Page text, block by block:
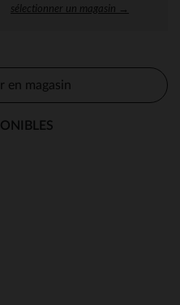
sélectionner un magasin →
en magasin